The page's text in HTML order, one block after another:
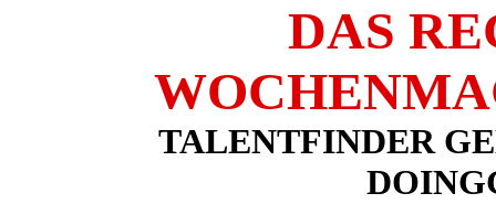
DAS
TALENTFINDER